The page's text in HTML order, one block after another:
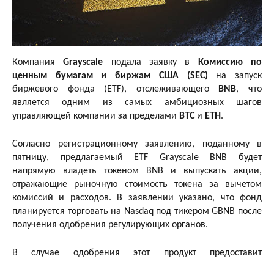
КомпанияGrayscale подала заявку в
Комиссию по
ценным бумагам и биржам США (SEC) на запуск
биржевого фонда (ETF), отслеживающего
BNB, что
является одним из самых амбициозных шагов
управляющей компании за пределами BTCи ETH.
Согласно регистрационному заявлению, поданному в
пятницу, предлагаемый ETF Grayscale BNB будет
напрямую владеть токеном BNB и выпускать акции,
отражающие рыночную стоимость токена за вычетом
комиссий и расходов. В заявлении указано, что фонд
планируется торговать на Nasdaq под тикером GBNB после
получения одобрения регулирующих органов.
В случае одобрения этот продукт предоставит